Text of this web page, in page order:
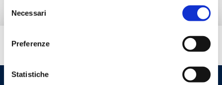
delNecessari
Preferenze
Statistiche